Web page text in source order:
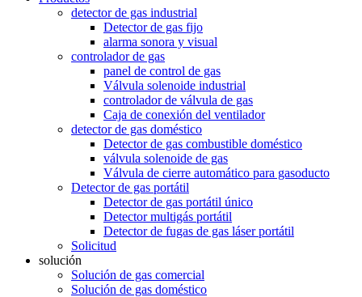
detector de gas industrial
Detector de gas fijo
alarma sonora y visual
controlador de gas
panel de control de gas
Válvula solenoide industrial
controlador de válvula de gas
Caja de conexión del ventilador
detector de gas doméstico
Detector de gas combustible doméstico
válvula solenoide de gas
Válvula de cierre automático para gasoducto
Detector de gas portátil
Detector de gas portátil único
Detector multigás portátil
Detector de fugas de gas láser portátil
Solicitud
solución
Solución de gas comercial
Solución de gas doméstico